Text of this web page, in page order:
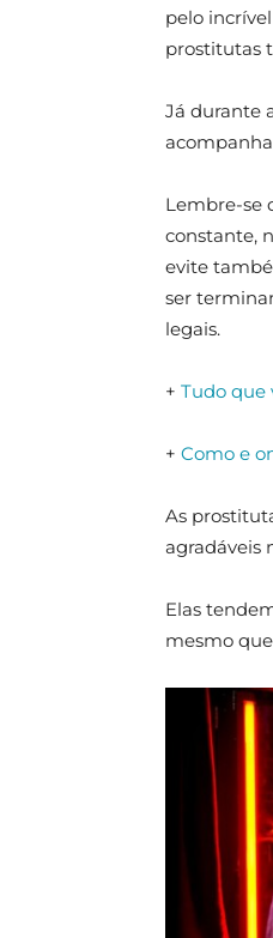
pelo
prostitutas
Já durante
Lembre-se
constante,
evite
ser
legais.
+ Tudo que
+ Como e
As
agradáveis
Elas
mesmo